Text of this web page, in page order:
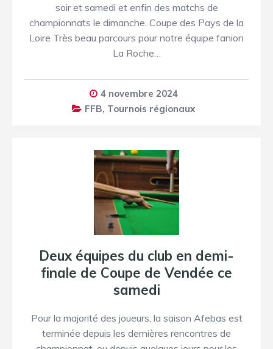
soir et samedi et enfin des matchs de
championnats le dimanche. Coupe des Pays de la
Loire Très beau parcours pour notre équipe fanion
La Roche…
4 novembre 2024
FFB, Tournois régionaux
Deux équipes du club en demi-
finale de Coupe de Vendée ce
samedi
Pour la majorité des joueurs, la saison Afebas est
terminée depuis les dernières rencontres de